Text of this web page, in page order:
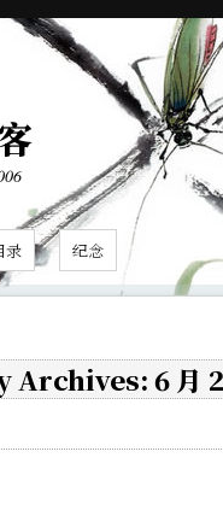
录 纪念
Archives: 6 月